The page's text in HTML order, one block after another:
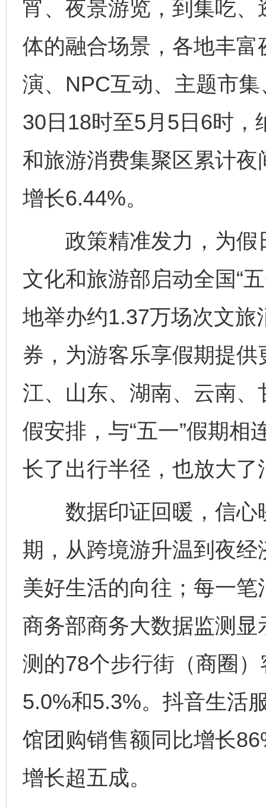
宵、夜景游览，到集吃
体的融合场景，各地丰
演、NPC互动、主题市
30日18时至5月5日6时，
和旅游消费集聚区累计
增长6.44%。
政策精准发力，为假
文化和旅游部启动全国“
地举办约1.37万场次文
券，为游客乐享假期提
江、山东、湖南、云南
假安排，与“五一”假期相
长了出行半径，也放大了
数据印证回暖，信心
期，从跨境游升温到夜
美好生活的向往；每一
商务部商务大数据监测
测的78个步行街（商圈
5.0%和5.3%。抖音生活
馆团购销售额同比增长
增长超五成。